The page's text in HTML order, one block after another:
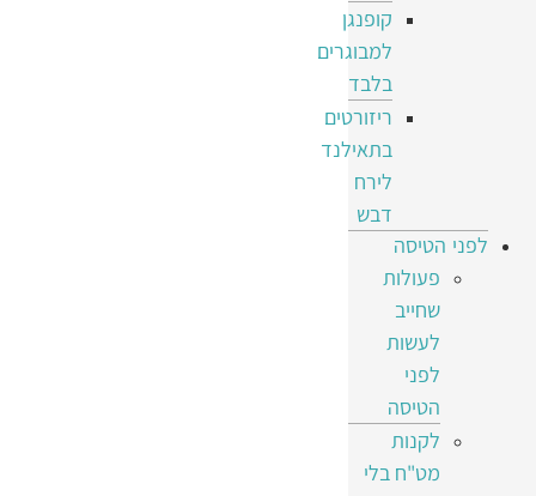
קופנגן
למבוגרים
בלבד
ריזורטים
בתאילנד
לירח
דבש
לפני הטיסה
פעולות
שחייב
לעשות
לפני
הטיסה
לקנות
מט"ח בלי